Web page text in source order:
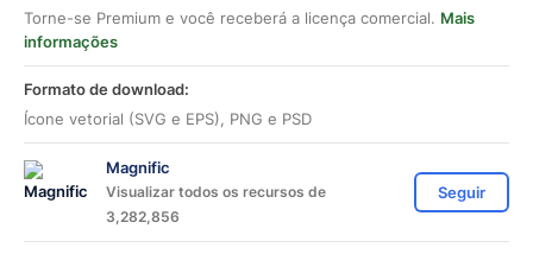
Torne-se Premium e você receberá a licença comercial. Mais
informações
Formato de download:
Ícone vetorial (SVG e EPS), PNG e PSD
Magnific
Visualizar todos os recursos de
3,282,856
Seguir